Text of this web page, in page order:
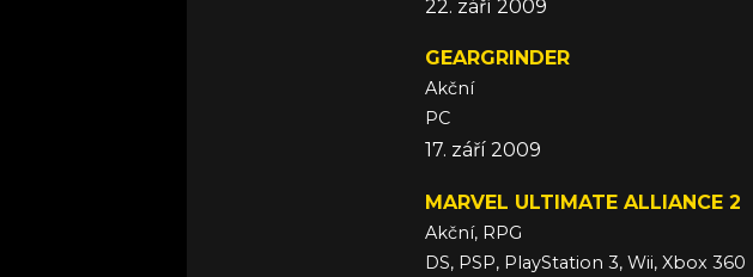
22. září 2009
GEARGRINDER
Akční
PC
17. září 2009
MARVEL ULTIMATE ALLIANCE 2
Akční, RPG
DS, PSP, PlayStation 3, Wii, Xbox 360